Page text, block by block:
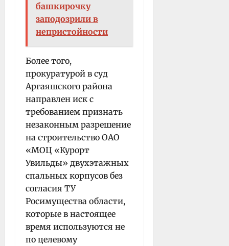
башкирочку
заподозрили в
непристойности
Более того,
прокуратурой в суд
Аргаяшского района
направлен иск с
требованием признать
незаконным разрешение
на строительство ОАО
«МОЦ «Курорт
Увильды» двухэтажных
спальных корпусов без
согласия ТУ
Росимущества области,
которые в настоящее
время используются не
по целевому